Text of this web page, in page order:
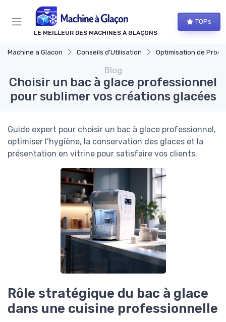
LE MEILLEUR DES MACHINES À GLAÇONS
TOPs
Machine a Glacon Conseils d'Utilisation Optimisation de
Blog
Choisir un bac à glace professionnel
pour sublimer vos créations glacées
Guide expert pour choisir un bac à glace professionnel,
optimiser l’hygiène, la conservation des glaces et la
présentation en vitrine pour satisfaire vos clients.
Rôle stratégique du bac à glace
dans une cuisine professionnelle
Panneau de gestion des cookies